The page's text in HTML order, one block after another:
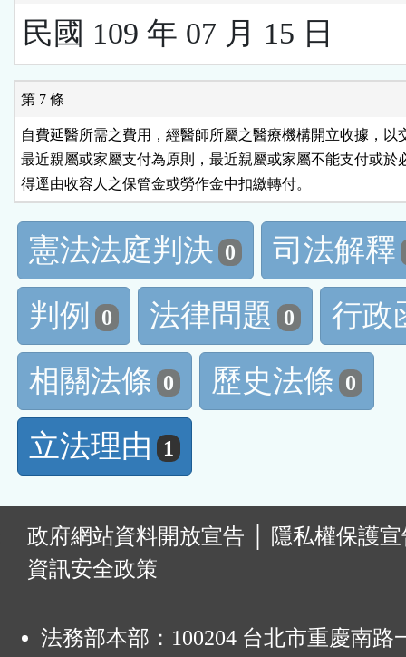
民國 109 年 07 月 15 日
第 7 條
自費延醫所需之費用，經醫師所屬之醫療機構開立收據，以
最近親屬或家屬支付為原則，最近親屬或家屬不能支付或於
得逕由收容人之保管金或勞作金中扣繳轉付。
憲法法庭判決 0
司法解釋
判例
0 法律問題 0
行政
相關法條 0 歷史法條 0
立法理由 1
政府網站資料開放宣告
隱私權保護
資訊安全政策
法務部本部：100204 台北市重慶南路